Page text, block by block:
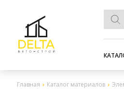
Главная Каталог материалов